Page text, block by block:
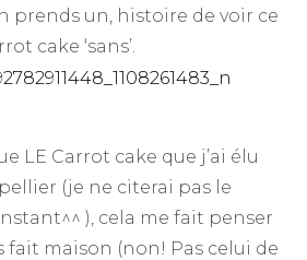
prends un, histoire de voir ce
cake ‘sans’.
LE Carrot cake que j’ai élu
(je ne citerai pas le
), cela me fait penser
fait maison (non! Pas celui de